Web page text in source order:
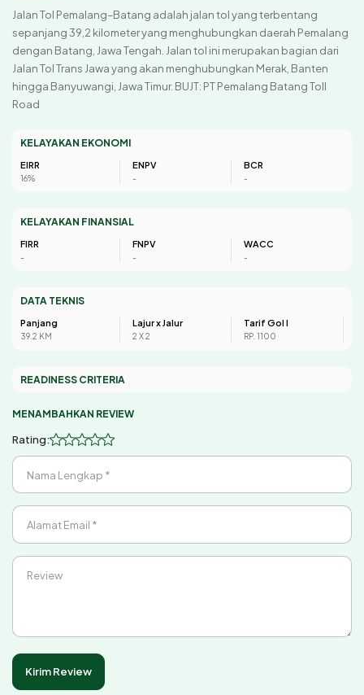
Jalan Tol Pemalang–Batang adalah jalan tol yang terbentang
sepanjang 39,2 kilometer yang menghubungkan daerah Pemalang
dengan Batang, Jawa Tengah. Jalan tol ini merupakan bagian dari
Jalan Tol Trans Jawa yang akan menghubungkan Merak, Banten
hingga Banyuwangi, Jawa Timur. BUJT: PT Pemalang Batang Toll
Road
KELAYAKAN EKONOMI
EIRR
16%
ENPV
-
BCR
-
KELAYAKAN FINANSIAL
FIRR
-
FNPV
-
WACC
-
DATA TEKNIS
Panjang
39.2 KM
Lajur x Jalur
2 X 2
Tarif Gol I
RP. 1100
READINESS CRITERIA
MENAMBAHKAN REVIEW
Rating:
Nama Lengkap *
Alamat Email *
Review
Kirim Review